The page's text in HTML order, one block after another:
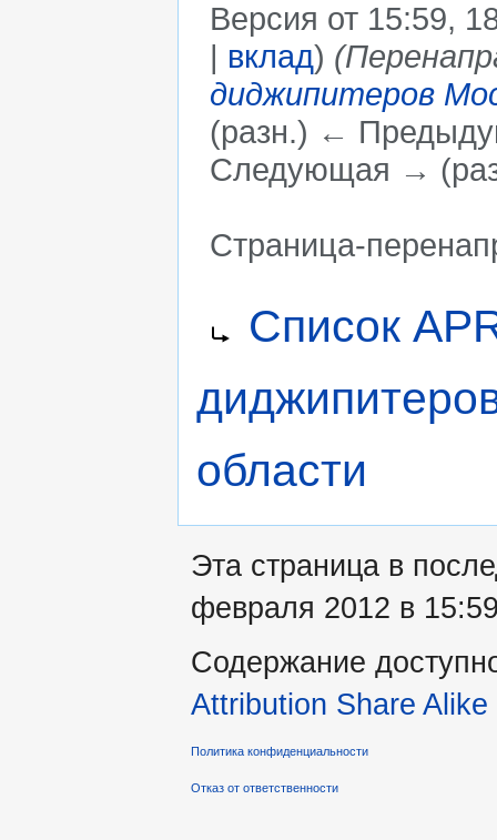
Версия от 15:59,
| вклад)
диджипитеров
(разн.) ←
Следующая →
Страница-
навигации
поиску
Список
области
Эта страница в
февраля 2012 в
Содержание
Attribution Share Alike
Политика конфиденциальности
Отказ от ответственности